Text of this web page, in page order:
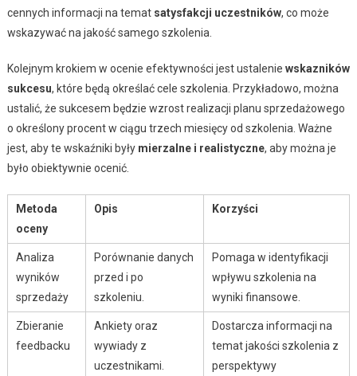
cennych informacji na temat satysfakcji uczestników, co może
wskazywać na jakość samego szkolenia.
Kolejnym krokiem w ocenie efektywności jest ustalenie wskazników
sukcesu, które będą określać cele szkolenia. Przykładowo, można
ustalić, że sukcesem będzie wzrost realizacji planu sprzedażowego
o określony procent w ciągu trzech miesięcy od szkolenia. Ważne
jest, aby te wskaźniki były mierzalne i realistyczne, aby można je
było obiektywnie ocenić.
Metoda
oceny
Opis Korzyści
Analiza
wyników
sprzedaży
Porównanie danych
przed i po
szkoleniu.
Pomaga w identyfikacji
wpływu szkolenia na
wyniki finansowe.
Zbieranie
feedbacku
Ankiety oraz
wywiady z
uczestnikami.
Dostarcza informacji na
temat jakości szkolenia z
perspektywy